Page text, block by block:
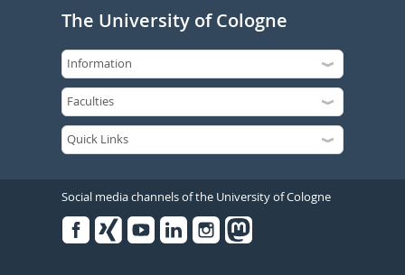
The University of Cologne
Social media channels of the University of Cologne